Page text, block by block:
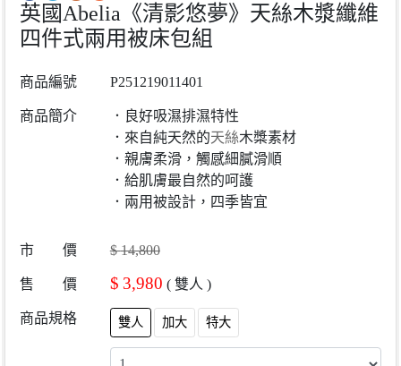
英國Abelia《清影悠夢》天絲木漿纖維
四件式兩用被床包組
商品編號 P251219011401
商品簡介
．良好吸濕排濕特性
．來自純天然的天絲木槳素材
．親膚柔滑，觸感細膩滑順
．給肌膚最自然的呵護
．兩用被設計，四季皆宜
市 價 $ 14,800
售 價 $ 3,980 ( 雙人 )
商品規格 雙人 加大 特大